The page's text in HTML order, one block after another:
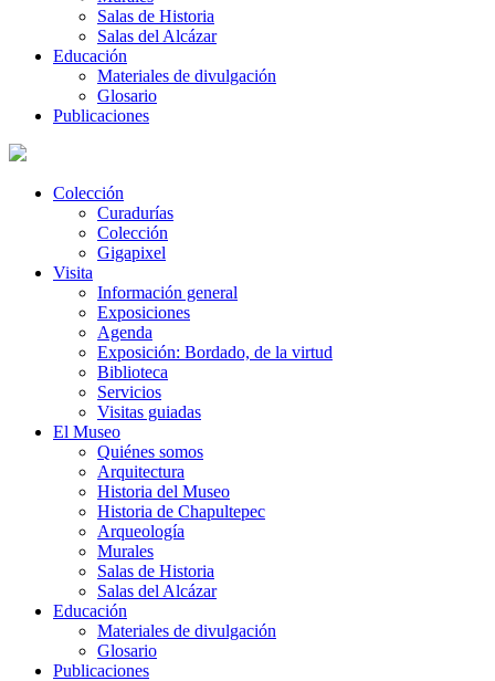
Salas de Historia
Salas del Alcázar
Educación
Materiales de divulgación
Glosario
Publicaciones
Colección
Curadurías
Colección
Gigapixel
Visita
Información general
Exposiciones
Agenda
Exposición: Bordado, de la virtud
Biblioteca
Servicios
Visitas guiadas
El Museo
Quiénes somos
Arquitectura
Historia del Museo
Historia de Chapultepec
Arqueología
Murales
Salas de Historia
Salas del Alcázar
Educación
Materiales de divulgación
Glosario
Publicaciones